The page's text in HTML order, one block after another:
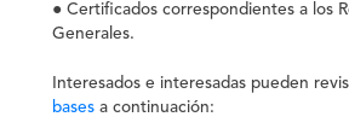
● Certificados correspondientes a los
Generales.
Interesados e interesadas pueden
basesa continuación: